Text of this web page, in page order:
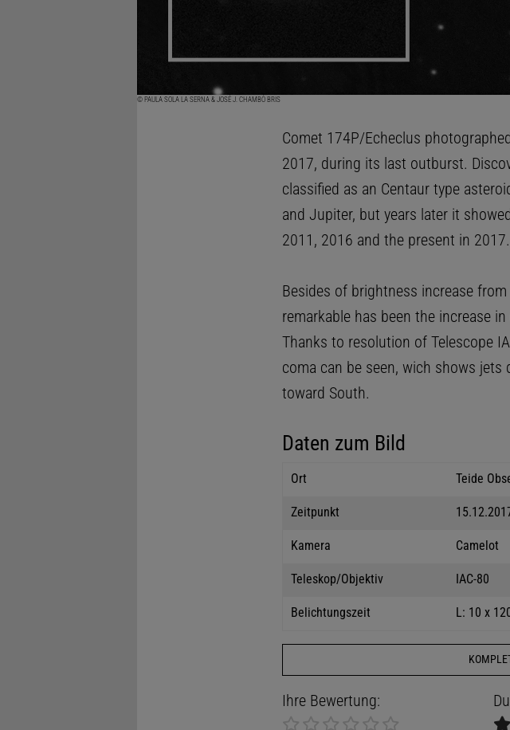
© PAULA SOLA LA SERNA & JOSÉ J. CHAMBÓ BRIS
Comet 174P/Echeclus
2017, during its last outburst.
classified as an Centaur type
and Jupiter, but years later it
2011, 2016 and the present in 2017.
Besides of brightness increase
remarkable has been the increase
Thanks to resolution of Telescope
coma can be seen, wich shows
toward South.
Daten zum Bild
Ort Teide
Zeitpunkt
Kamera Camelot
Teleskop/Objektiv IAC-80
Belichtungszeit L: 10 x
Ihre Bewertung: